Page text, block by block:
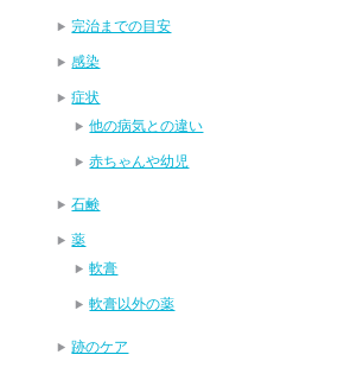
完治までの目安
感染
症状
他の病気との違い
赤ちゃんや幼児
石鹸
薬
軟膏
軟膏以外の薬
跡のケア